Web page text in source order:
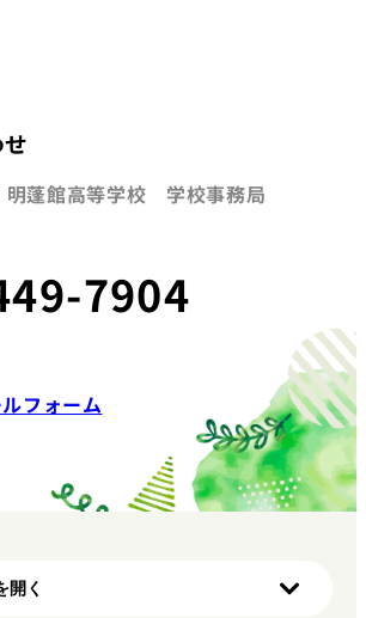
明蓬館高等学校 学校事務局
7904
フォーム
開く